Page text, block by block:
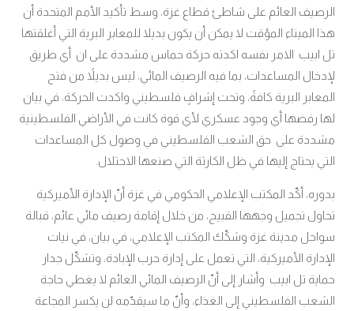
الرصيف العائم على شاطئ قطاع غزة، وسط تأكيد الأمم المتحدة أن
هذا الميناء المؤقت لا يمكن أن يكون بديلا للمعابر البرية التي أغلقتها
تل ابيب الامر نفسه اكدته حركة حماس مشددة على ان أي طريق
لإدخال المساعدات، بما فيه الرصيف المائي، ليس بديلاً من فتح
المعابر البرية كافةً، وتحت إشرافٍ فلسطيني واكدت الحركة، في بيان
لها رفضها أي وجود عسكري لأي قوة كانت في الأراضي الفلسطينية
مشددة على حق الشعب الفلسطيني في وصول كل المساعدات
التي يحتاج إليها في ظل الكارثة التي صنعها الاحتلال.
بدوره، أكّد المكتب الإعلامي الحكومي في غزة أنّ الإدارة الأميركية
تحاول تجميل وجهها القبيح، من خلال إقامة رصيف مائي عائم، قبالة
سواحل مدينة غزة وشكّك المكتب الإعلامي، في بيان، في نيات
الإدارة الأميركية، التي تعمل على إدارة حرب الإبادة، وتشكّل جدار
حماية تل ابيب وأشار إلى أنّ الرصيف المائي العائم لا يغطي حاجة
الشعب الفلسطيني إلى الغذاء، وأنّ ما سيقدّمه لن يكسر المجاعة